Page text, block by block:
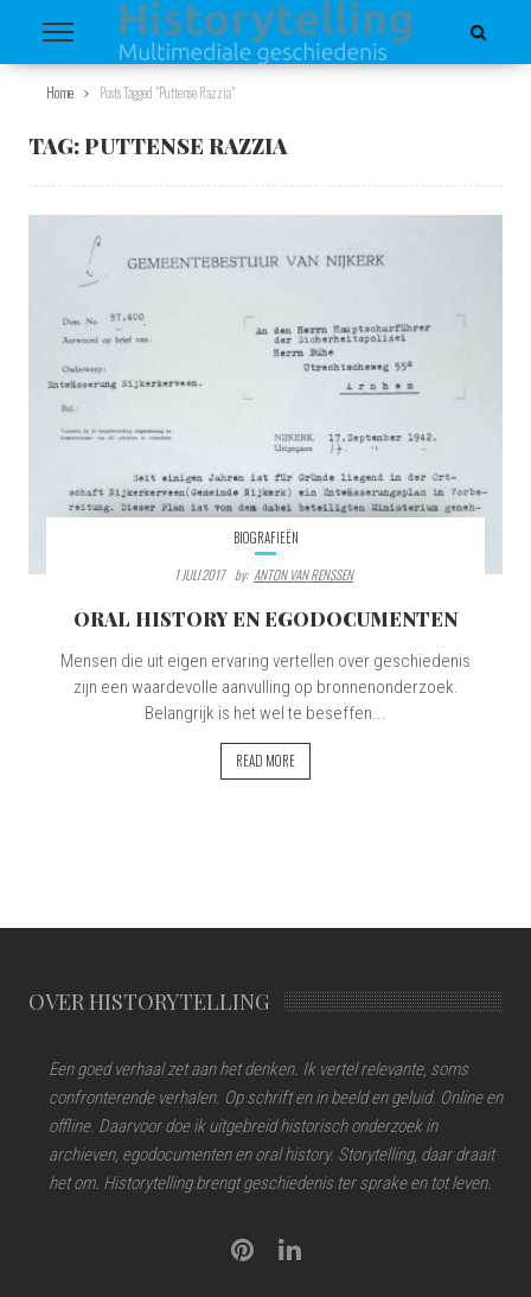
Home Posts Tagged "Puttense Razzia"
TAG:PUTTENSE RAZZIA
BIOGRAFIEËN
1 JULI 2017
By: ANTON VAN RENSSEN
ORAL HISTORY EN EGODOCUMENTEN
Mensen die uit eigen ervaring vertellen over geschiedenis
zijn een waardevolle aanvulling op bronnenonderzoek.
Belangrijk is het wel te beseffen...
READ MORE
OVER HISTORYTELLING
Een goed verhaal zet aan het denken. Ik vertel relevante, soms
confronterende verhalen. Op schrift en in beeld en geluid. Online en
offline. Daarvoor doe ik uitgebreid historisch onderzoek in
archieven, egodocumenten en oral history. Storytelling, daar draait
het om. Historytelling brengt geschiedenis ter sprake en tot leven.